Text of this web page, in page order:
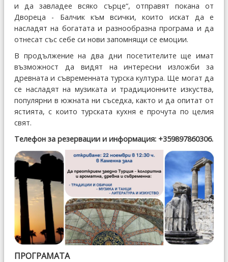
и да завладее всяко сърце“, отправят покана от
Двореца - Балчик към всички, които искат да е
насладят на богатата и разнообразна програма и да
отнесат със себе си нови запомнящи се емоции.
В продължение на два дни посетителите ще имат
възможност да видят на интересни изложби за
древната и съвременната турска култура. Ще могат да
се насладят на музиката и традиционните изкуства,
популярни в южната ни съседка, както и да опитат от
ястията, с които турската кухня е прочута по целия
свят.
Телефон за резервации и информация: +359897860306.
ПРОГРАМАТА